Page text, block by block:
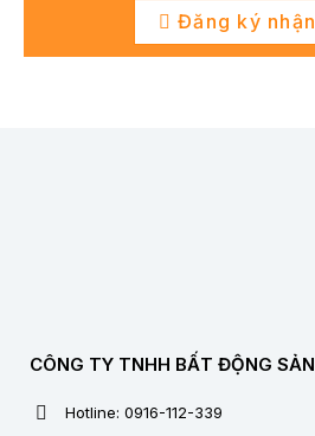
Đăng ký
CÔNG TY TNHH BẤT ĐỘNG
Hotline: 0916-112-339